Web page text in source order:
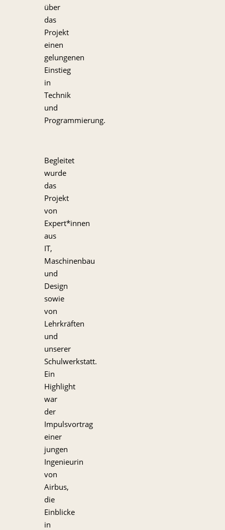
über
das
Projekt
einen
gelungenen
Einstieg
in
Technik
und
Programmierung.
Begleitet
wurde
das
Projekt
von
Expert*innen
aus
IT,
Maschinenbau
und
Design
sowie
von
Lehrkräften
und
unserer
Schulwerkstatt.
Ein
Highlight
war
der
Impulsvortrag
einer
jungen
Ingenieurin
von
Airbus,
die
Einblicke
in